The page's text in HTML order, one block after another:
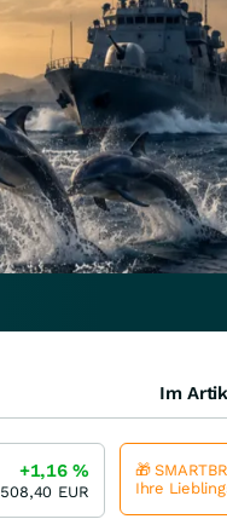
Im
+1,16%
508,40 EUR
🎁
Ihre